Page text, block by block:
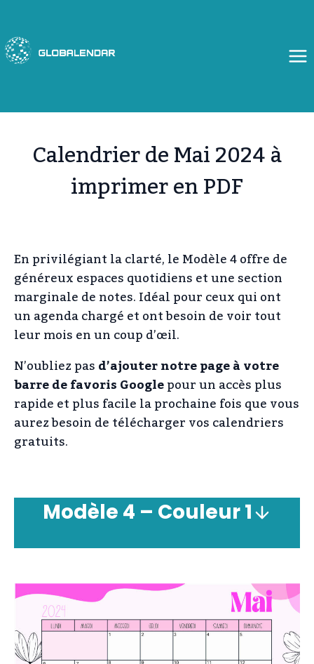
contenu
Calendrier de Mai 2024 à
imprimer en PDF
En privilégiant la clarté, le Modèle 4 offre de
généreux espaces quotidiens et une section
marginale de notes. Idéal pour ceux qui ont
un agenda chargé et ont besoin de voir tout
leur mois en un coup d’œil.
N’oubliez pasd’ajouter notre page à votre
barre de favoris Googlepour un accès plus
rapide et plus facile la prochaine fois que vous
aurez besoin de télécharger vos calendriers
gratuits.
Modèle 4 – Couleur1